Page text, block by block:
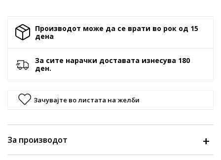
Производот може да се врати во рок од 15
денa
За сите нарачки доставата изнесува 180
ден.
Зачувајте во листата на желби
За производот